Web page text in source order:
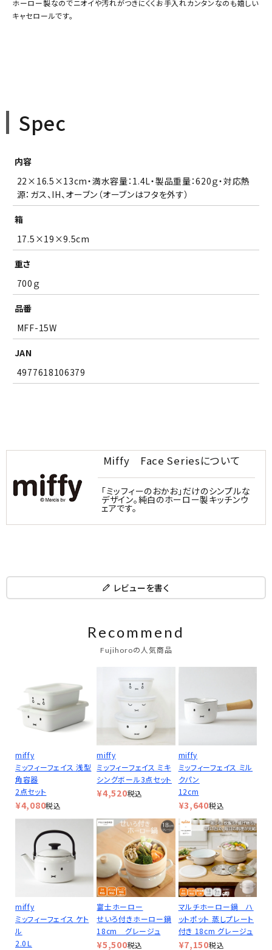
ホーロー製なのでニオイや汚れがつきにくくお手入れカンタンなのも嬉しい
キャセロールです。
Spec
内容
22×16.5×13cm・満水容量：1.4L・製品重量：620ｇ・対応熱
源：ガス、IH、オーブン（オーブンはフタを外す）
箱
17.5×19×9.5cm
重さ
700ｇ
品番
MFF-15W
JAN
4977618106379
Miffy Face Seriesについて
「ミッフィーのおかお」だけのシンプルな
デザイン。純白のホーロー製キッチンウ
ェアです。
レビューを書く
Recommend
Fujihoroの人気商品
miffy
ミッフィーフェイス 浅型
角容器
2点セット
¥4,080税込
miffy
ミッフィーフェイス ミキ
シングボール3点セット
¥4,520税込
miffy
ミッフィーフェイス ミル
クパン
12cm
¥3,640税込
miffy
ミッフィーフェイス ケト
ル
2.0Ｌ
富士ホーロー
せいろ付きホーロー鍋
18cm グレージュ
¥5,500税込
マルチホーロー鍋 ハ
ットポット 蒸しプレート
付き 18cm グレージュ
¥7,150税込